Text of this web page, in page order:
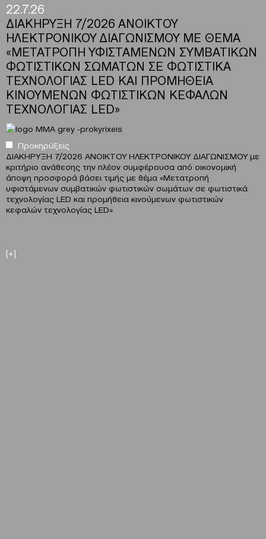
22.7.26
ΔΙΑΚΗΡΥΞΗ 7/2026 ΑΝΟΙΚΤΟΥ
ΗΛΕΚΤΡΟΝΙΚΟΥ ΔΙΑΓΩΝΙΣΜΟΥ ΜΕ ΘΕΜΑ
«ΜΕΤΑΤΡΟΠΗ ΥΦΙΣΤΑΜΕΝΩΝ ΣΥΜΒΑΤΙΚΩΝ
ΦΩΤΙΣΤΙΚΩΝ ΣΩΜΑΤΩΝ ΣΕ ΦΩΤΙΣΤΙΚΑ
ΤΕΧΝΟΛΟΓΙΑΣ LED ΚΑΙ ΠΡΟΜΗΘΕΙΑ
ΚΙΝΟΥΜΕΝΩΝ ΦΩΤΙΣΤΙΚΩΝ ΚΕΦΑΛΩΝ
ΤΕΧΝΟΛΟΓΙΑΣ LED»
Προκηρύξεις
ΔΙΑΚΗΡΥΞΗ 7/2026 ΑΝΟΙΚΤΟΥ ΗΛΕΚΤΡΟΝΙΚΟΥ ΔΙΑΓΩΝΙΣΜΟΥ με
κριτήριο ανάθεσης την πλέον συμφέρουσα από οικονομική
άποψη προσφορά βάσει τιμής με θέμα «Μετατροπή
υφιστάμενων συμβατικών φωτιστικών σωμάτων σε φωτιστικά
τεχνολογίας LED και προμήθεια κινούμενων φωτιστικών
κεφαλών τεχνολογίας LED»
[+]